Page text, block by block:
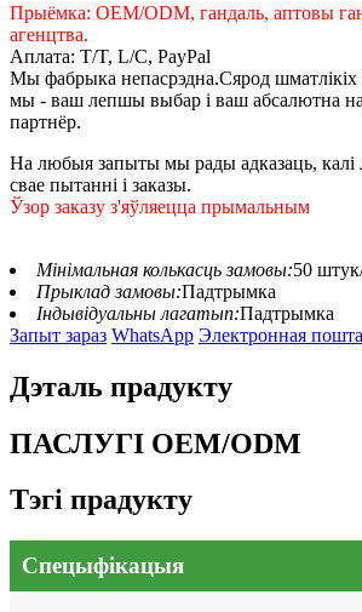
Прыёмка: OEM/ODM, гандаль, аптовы
агенцтва.
Аплата: T/T, L/C, PayPal
Мы фабрыка непасрэдна.Сярод шматлікіх
мы - ваш лепшы выбар і ваш абсалютна
партнёр.
На любыя запыты мы рады адказаць, калі
свае пытанні і заказы.
Ўзор заказу з'яўляецца прымальным
Мінімальная колькасць замовы:50
Прыклад замовы:Падтрымка
Індывідуальны лагатып:Падтрымка
Запыт зараз WhatsApp Электронная пошта
Дэталь прадукту
ПАСЛУГІ OEM/ODM
Тэгі прадукту
Спецыфікацыя